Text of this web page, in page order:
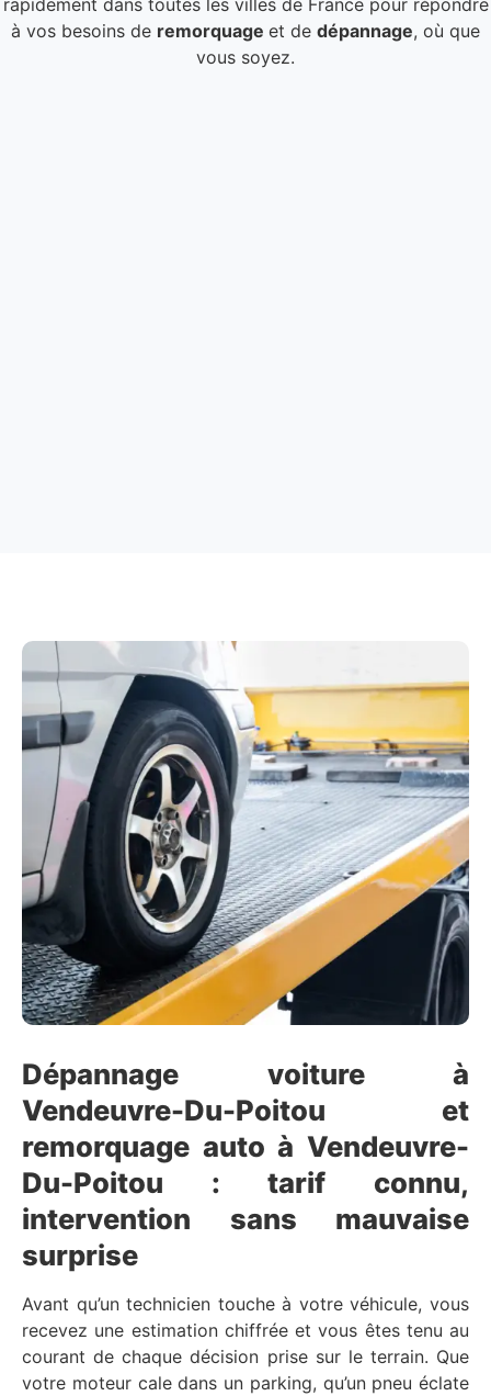
à vos besoins de remorquage et de dépannage, où que
vous soyez.
Dépannage voiture à
Vendeuvre-Du-Poitou et
remorquage auto à Vendeuvre-
Du-Poitou : tarif connu,
intervention sans mauvaise
surprise
Avant qu’un technicien touche à votre véhicule, vous
recevez une estimation chiffrée et vous êtes tenu au
courant de chaque décision prise sur le terrain. Que
votre moteur cale dans un parking, qu’un pneu éclate